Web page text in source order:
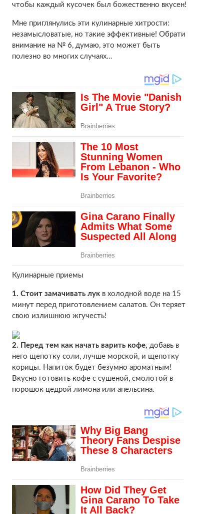
чтобы каждый кусочек был божественно вкусен!
Мне приглянулись эти кулинарные хитрости:
незамысловатые, но такие эффективные! Обрати
внимание на № 6, думаю, это может быть
полезно во многих случаях…
Кулинарные приемы
1. Стоит замачивать лукв холодной воде на 15
минут перед приготовлением салатов. Он теряет
свою излишнюю жгучесть!
2. Перед тем как начать варить кофе, добавь в
него щепотку соли, лучше морской, и щепотку
корицы. Напиток будет безумно ароматным!
Вкусно готовить кофе с сушеной, смолотой в
порошок цедрой лимона или апельсина.